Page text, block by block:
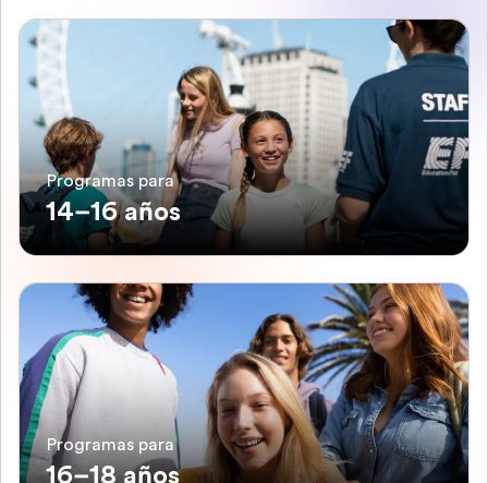
Programas para
14–16 años
Programas para
16–18 años